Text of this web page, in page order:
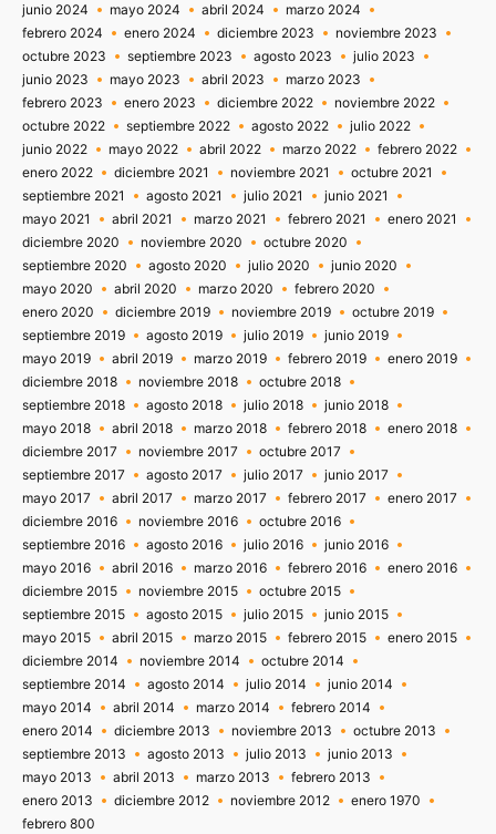
junio 2024
mayo 2024 abril 2024
marzo 2024
febrero 2024
enero 2024 diciembre 2023
noviembre 2023
octubre 2023
septiembre 2023 agosto 2023
julio 2023
junio 2023
mayo 2023 abril 2023
marzo 2023
febrero 2023
enero 2023 diciembre 2022
noviembre 2022
octubre 2022
septiembre 2022 agosto 2022
julio 2022
junio 2022
mayo 2022 abril 2022 marzo 2022
febrero 2022
enero 2022
diciembre 2021 noviembre 2021
octubre 2021
septiembre 2021
agosto 2021 julio 2021
junio 2021
mayo 2021
abril 2021 marzo 2021 febrero 2021
enero 2021
diciembre 2020
noviembre 2020
octubre 2020
septiembre 2020
agosto 2020 julio 2020
junio 2020
mayo 2020
abril 2020 marzo 2020
febrero 2020
enero 2020
diciembre 2019 noviembre 2019
octubre 2019
septiembre 2019
agosto 2019 julio 2019
junio 2019
mayo 2019
abril 2019 marzo 2019 febrero 2019
enero 2019
diciembre 2018
noviembre 2018
octubre 2018
septiembre 2018
agosto 2018 julio 2018
junio 2018
mayo 2018
abril 2018 marzo 2018 febrero 2018
enero 2018
diciembre 2017
noviembre 2017
octubre 2017
septiembre 2017
agosto 2017 julio 2017
junio 2017
mayo 2017
abril 2017 marzo 2017 febrero 2017
enero 2017
diciembre 2016
noviembre 2016
octubre 2016
septiembre 2016
agosto 2016 julio 2016
junio 2016
mayo 2016
abril 2016 marzo 2016 febrero 2016
enero 2016
diciembre 2015
noviembre 2015
octubre 2015
septiembre 2015
agosto 2015 julio 2015
junio 2015
mayo 2015
abril 2015 marzo 2015 febrero 2015
enero 2015
diciembre 2014
noviembre 2014
octubre 2014
septiembre 2014
agosto 2014 julio 2014
junio 2014
mayo 2014
abril 2014 marzo 2014
febrero 2014
enero 2014
diciembre 2013 noviembre 2013
octubre 2013
septiembre 2013
agosto 2013 julio 2013
junio 2013
mayo 2013
abril 2013 marzo 2013
febrero 2013
enero 2013
diciembre 2012 noviembre 2012
enero 1970
febrero 800